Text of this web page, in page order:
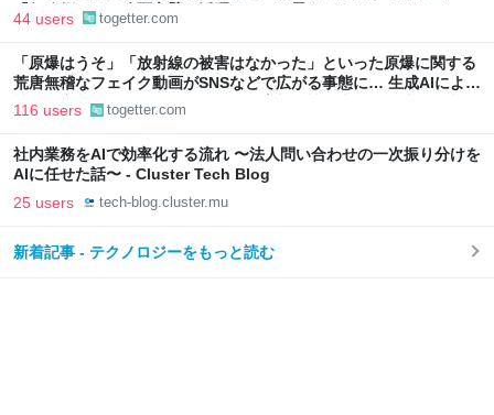
「行政側として八面六臂の活躍をしたと思う」
44 users togetter.com
「原爆はうそ」「放射線の被害はなかった」といった原爆に関する
荒唐無稽なフェイク動画がSNSなどで広がる事態に… 生成AIによる
被爆の実相からはかけ離れた動画も増加、被爆者からは憤りの声も
116 users togetter.com
社内業務をAIで効率化する流れ 〜法人問い合わせの一次振り分けを
AIに任せた話〜 - Cluster Tech Blog
25 users tech-blog.cluster.mu
新着記事 - テクノロジーをもっと読む